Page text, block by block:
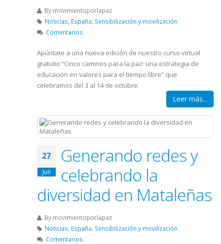
By movimientoporlapaz
Noticias España Sensibilización y movilización
Comentarios
Apúntate a una nueva edición de nuestro curso virtual
gratuito “Cinco caminos para la paz: una estrategia de
educación en valores para el tiempo libre” que
celebramos del 3 al 14 de octubre.
Leer más...
27
Jun
Generando redes y
celebrando la
diversidad en Mataleñas
By movimientoporlapaz
Noticias España Sensibilización y movilización
Comentarios